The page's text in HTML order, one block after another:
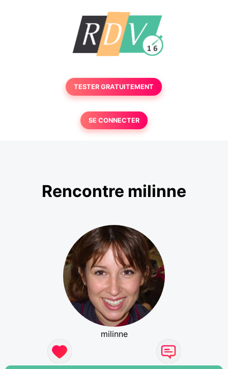
TESTER GRATUITEMENT
SE CONNECTER
Rencontre milinne
milinne